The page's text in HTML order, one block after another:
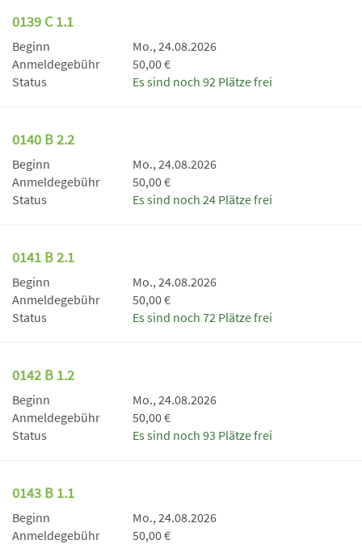
0139 C 1.1
Beginn
Mo., 24.08.2026
Anmeldegebühr
50,00 €
Status
Es sind noch 92 Plätze frei
0140 B 2.2
Beginn
Mo., 24.08.2026
Anmeldegebühr
50,00 €
Status
Es sind noch 24 Plätze frei
0141 B 2.1
Beginn
Mo., 24.08.2026
Anmeldegebühr
50,00 €
Status
Es sind noch 72 Plätze frei
0142 B 1.2
Beginn
Mo., 24.08.2026
Anmeldegebühr
50,00 €
Status
Es sind noch 93 Plätze frei
0143 B 1.1
Beginn
Mo., 24.08.2026
Anmeldegebühr
50,00 €